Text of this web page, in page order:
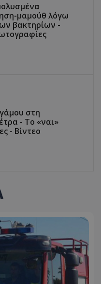
μαμούθ λόγω
βακτηρίων -
στη
- Το «ναι»
- Βίντεο